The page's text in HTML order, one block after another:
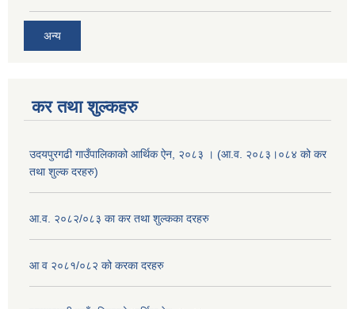
अन्य
कर तथा शुल्कहरु
उदयपुरगढी गाउँपालिकाको आर्थिक ऐन, २०८३ । (आ.व. २०८३।०८४ को कर
तथा शुल्क दरहरु)
आ.व. २०८२/०८३ का कर तथा शुल्कका दरहरु
आ व २०८१/०८२ को करका दरहरु